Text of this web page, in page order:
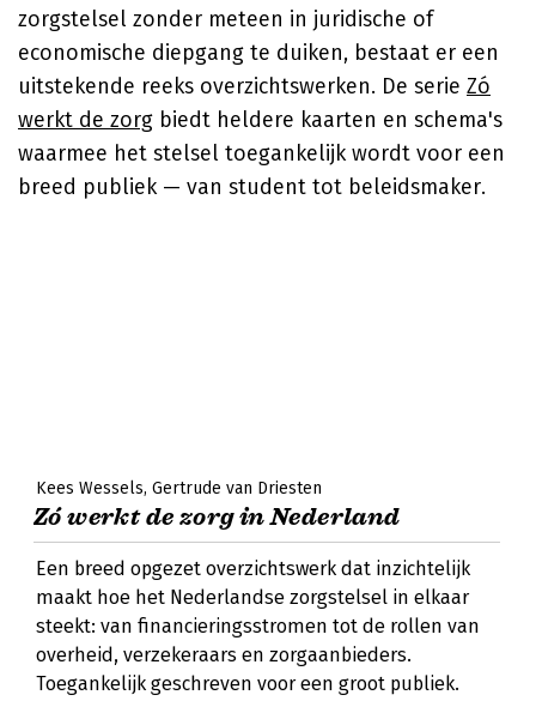
zorgstelsel zonder meteen in juridische of
economische diepgang te duiken, bestaat er een
uitstekende reeks overzichtswerken. De serie Zó
werkt de zorg biedt heldere kaarten en schema's
waarmee het stelsel toegankelijk wordt voor een
breed publiek — van student tot beleidsmaker.
Kees Wessels Gertrude van Driesten
Zó werkt de zorg in Nederland
Een breed opgezet overzichtswerk dat inzichtelijk
maakt hoe het Nederlandse zorgstelsel in elkaar
steekt: van financieringsstromen tot de rollen van
overheid, verzekeraars en zorgaanbieders.
Toegankelijk geschreven voor een groot publiek.